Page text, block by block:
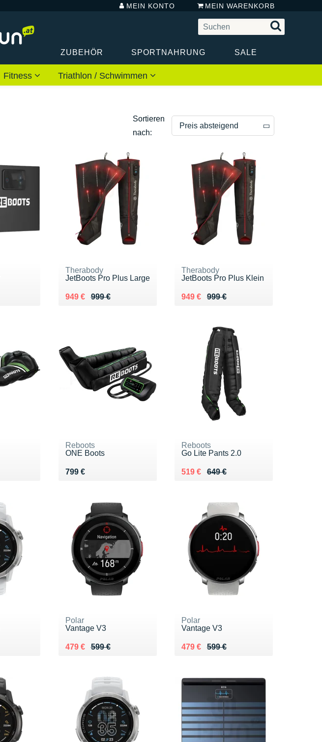
MEIN KONTO MEIN WARENKORB
ZUBEHÖR SPORTNAHRUNG SALE
Fitness Triathlon / Schwimmen
Sortieren
nach:
Preis absteigend
Preis aufsteigend
Therabody
JetBoots Pro Plus Large
999 €
Au lieu de 999 €
949 €
Vendu 949 €
Therabody
JetBoots Pro Plus Klein
999 €
Au lieu de 999 €
949 €
Vendu 949 €
Reboots
ONE Boots
799 €
Vendu 799 €
Reboots
Go Lite Pants 2.0
649 €
Au lieu de 649 €
519 €
Vendu 519 €
Polar
Vantage V3
599 €
Au lieu de 599 €
479 €
Vendu 479 €
Polar
Vantage V3
599 €
Au lieu de 599 €
479 €
Vendu 479 €